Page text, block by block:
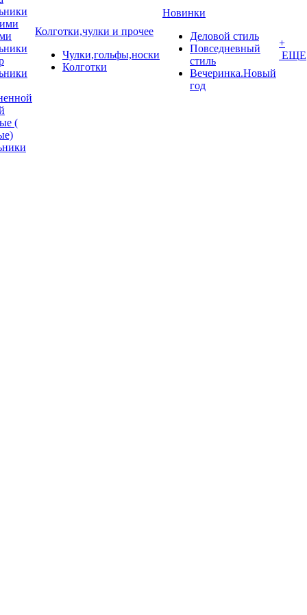
(
Колготки,чулки и прочее
Чулки,гольфы,носки
Колготки
Новинки
Деловой стиль
Повседневный
стиль
Вечеринка.Новый
год
+
ЕЩЕ